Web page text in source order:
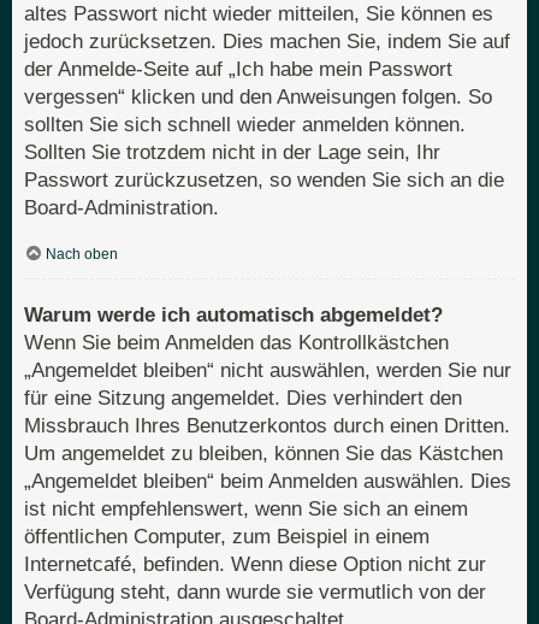
altes Passwort nicht wieder mitteilen, Sie können es
jedoch zurücksetzen. Dies machen Sie, indem Sie auf
der Anmelde-Seite auf „Ich habe mein Passwort
vergessen“ klicken und den Anweisungen folgen. So
sollten Sie sich schnell wieder anmelden können.
Sollten Sie trotzdem nicht in der Lage sein, Ihr
Passwort zurückzusetzen, so wenden Sie sich an die
Board-Administration.
Nach oben
Warum werde ich automatisch abgemeldet?
Wenn Sie beim Anmelden das Kontrollkästchen
„Angemeldet bleiben“ nicht auswählen, werden Sie nur
für eine Sitzung angemeldet. Dies verhindert den
Missbrauch Ihres Benutzerkontos durch einen Dritten.
Um angemeldet zu bleiben, können Sie das Kästchen
„Angemeldet bleiben“ beim Anmelden auswählen. Dies
ist nicht empfehlenswert, wenn Sie sich an einem
öffentlichen Computer, zum Beispiel in einem
Internetcafé, befinden. Wenn diese Option nicht zur
Verfügung steht, dann wurde sie vermutlich von der